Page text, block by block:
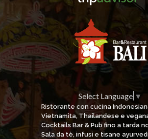
Select Language ▼
Ristorante con cucina
Vietnamita, Thailandese e
Cocktails Bar & Pub fino a tarda
Sala da tè, infusi e tisane